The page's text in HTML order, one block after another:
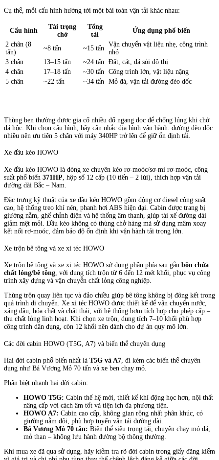
Cụ thể, mỗi cấu hình hướng tới một bài toán vận tải khác nhau:
Cấu hình
Tải trọng
chở
Tổng
tải
Ứng dụng phổ biến
2 chân (8
tấn)
~8 tấn ~15 tấn
Vận chuyển vật liệu nhẹ, công trình
nhỏ
3 chân
13–15 tấn ~24 tấn
Đất, cát, đá sỏi đô thị
4 chân
17–18 tấn ~30 tấn
Công trình lớn, vật liệu nặng
5 chân
~22 tấn ~34 tấn Mỏ đá, vận tải đường đèo dốc
Thùng ben thường được gia cố nhiều đố ngang dọc để chống lủng khi chở
đá hộc. Khi chọn cấu hình, hãy cân nhắc địa hình vận hành: đường đèo dốc
nhiều nên ưu tiên 5 chân với máy 340HP trở lên để giữ ổn định tải.
Xe đầu kéo HOWO
Xe đầu kéo HOWO là dòng xe chuyên kéo rơ-moóc/sơ-mi rơ-moóc, công
suất phổ biến 371HP, hộp số 12 cấp (10 tiến – 2 lùi), thích hợp vận tải
đường dài Bắc – Nam.
Đặc trưng kỹ thuật của xe đầu kéo HOWO gồm động cơ diesel công suất
cao, hệ thống treo khí nén, phanh hơi ABS hiện đại. Cabin được trang bị
giường nằm, ghế chỉnh điện và hệ thống âm thanh, giúp tài xế đường dài
giảm mệt mỏi. Đầu kéo không có thùng chở hàng mà sử dụng mâm xoay
kết nối rơ-moóc, đảm bảo độ ổn định khi vận hành tải trọng lớn.
Xe trộn bê tông và xe xi téc HOWO
Xe trộn bê tông và xe xi téc HOWO sử dụng phần phía sau gắn bồn chứa
chất lỏng/bê tông, với dung tích trộn từ 6 đến 12 mét khối, phục vụ công
trình xây dựng và vận chuyển chất lỏng công nghiệp.
Thùng trộn quay liên tục và đảo chiều giúp bê tông không bị đông kết trong
quá trình di chuyển. Xe xi téc HOWO được thiết kế để vận chuyển nước,
xăng dầu, hóa chất và chất thải, với hệ thống bơm tích hợp cho phép cấp –
thu chất lỏng linh hoạt. Khi chọn xe trộn, dung tích 7–10 khối phù hợp
công trình dân dụng, còn 12 khối nên dành cho dự án quy mô lớn.
Các đời cabin HOWO (T5G, A7) và biến thể chuyên dụng
Hai đời cabin phổ biến nhất là T5G và A7, đi kèm các biến thể chuyên
dụng như Bá Vương Mỏ 70 tấn và xe ben chạy mỏ.
Phân biệt nhanh hai đời cabin:
HOWO T5G: Cabin thế hệ mới, thiết kế khí động học hơn, nội thất
nâng cấp với cách âm tốt và tiện ích đa phương tiện.
HOWO A7: Cabin cao cấp, không gian rộng nhất phân khúc, có
giường nằm đôi, phù hợp tuyến vận tải đường dài.
Bá Vương Mỏ 70 tấn: Biến thể siêu trọng tải, chuyên chạy mỏ đá,
mỏ than – không lưu hành đường bộ thông thường.
Khi mua xe đã qua sử dụng, hãy kiểm tra rõ đời cabin trong giấy đăng kiểm